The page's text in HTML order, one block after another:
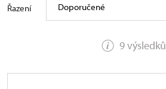
9 výsledků
Řazení Doporučené